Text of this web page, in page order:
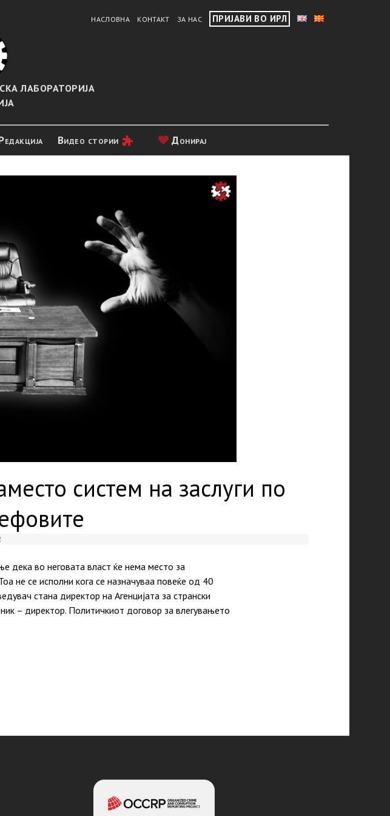
НАСЛОВНА КОНТАКТ ЗА НАС ПРИЈАВИ ВО ИРЛ
ЛАБОРАТОРИЈА
Видео стории Донирај
систем на заслуги по
дека во неговата власт ќе нема место за
не се исполни кога се назначуваа повеќе од 40
стана директор на Агенцијата за странски
– директор. Политичкиот договор за влегувањето